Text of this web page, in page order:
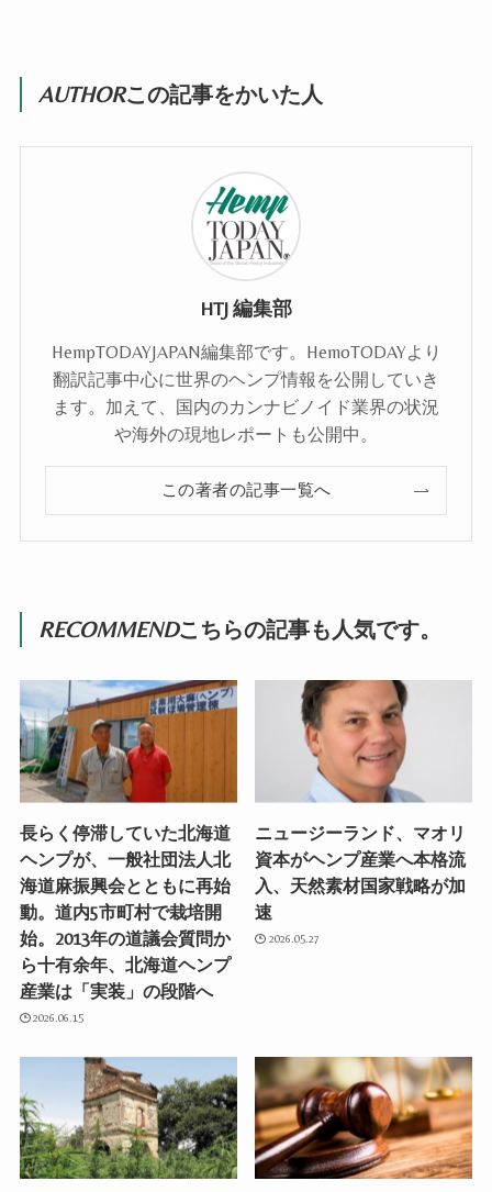
AUTHORこの記事をかいた人
HTJ 編集部
HempTODAYJAPAN編集部です。HemoTODAYより
翻訳記事中心に世界のヘンプ情報を公開していき
ます。加えて、国内のカンナビノイド業界の状況
や海外の現地レポートも公開中。
この著者の記事一覧へ
RECOMMENDこちらの記事も人気です。
長らく停滞していた北海道
ヘンプが、一般社団法人北
海道麻振興会とともに再始
動。道内5市町村で栽培開
始。2013年の道議会質問か
ら十有余年、北海道ヘンプ
産業は「実装」の段階へ
2026.06.15
ニュージーランド、マオリ
資本がヘンプ産業へ本格流
入、天然素材国家戦略が加
速
2026.05.27